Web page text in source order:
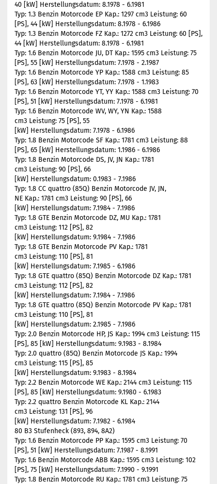
40 [kW] Herstellungsdatum: 8.1978 - 6.1981
Typ: 1.3 Benzin Motorcode EP Kap.: 1297 cm3 Leistung: 60
[PS], 44 [kW] Herstellungsdatum: 8.1978 - 6.1986
Typ: 1.3 Benzin Motorcode FZ Kap.: 1272 cm3 Leistung: 60 [PS],
44 [kW] Herstellungsdatum: 8.1978 - 6.1981
Typ: 1.6 Benzin Motorcode JU, DT Kap.: 1595 cm3 Leistung: 75
[PS], 55 [kW] Herstellungsdatum: 7.1978 - 2.1987
Typ: 1.6 Benzin Motorcode YP Kap.: 1588 cm3 Leistung: 85
[PS], 63 [kW] Herstellungsdatum: 7.1978 - 1.1983
Typ: 1.6 Benzin Motorcode YT, YY Kap.: 1588 cm3 Leistung: 70
[PS], 51 [kW] Herstellungsdatum: 7.1978 - 6.1981
Typ: 1.6 Benzin Motorcode WV, WY, YN Kap.: 1588
cm3 Leistung: 75 [PS], 55
[kW] Herstellungsdatum: 7.1978 - 6.1986
Typ: 1.8 Benzin Motorcode SF Kap.: 1781 cm3 Leistung: 88
[PS], 65 [kW] Herstellungsdatum: 1.1986 - 6.1986
Typ: 1.8 Benzin Motorcode DS, JV, JN Kap.: 1781
cm3 Leistung: 90 [PS], 66
[kW] Herstellungsdatum: 0.1983 - 7.1986
Typ: 1.8 CC quattro (85Q) Benzin Motorcode JV, JN,
NE Kap.: 1781 cm3 Leistung: 90 [PS], 66
[kW] Herstellungsdatum: 7.1984 - 7.1986
Typ: 1.8 GTE Benzin Motorcode DZ, MU Kap.: 1781
cm3 Leistung: 112 [PS], 82
[kW] Herstellungsdatum: 9.1984 - 7.1986
Typ: 1.8 GTE Benzin Motorcode PV Kap.: 1781
cm3 Leistung: 110 [PS], 81
[kW] Herstellungsdatum: 7.1985 - 6.1986
Typ: 1.8 GTE quattro (85Q) Benzin Motorcode DZ Kap.: 1781
cm3 Leistung: 112 [PS], 82
[kW] Herstellungsdatum: 7.1984 - 7.1986
Typ: 1.8 GTE quattro (85Q) Benzin Motorcode PV Kap.: 1781
cm3 Leistung: 110 [PS], 81
[kW] Herstellungsdatum: 2.1985 - 7.1986
Typ: 2.0 Benzin Motorcode HP, JS Kap.: 1994 cm3 Leistung: 115
[PS], 85 [kW] Herstellungsdatum: 9.1983 - 8.1984
Typ: 2.0 quattro (85Q) Benzin Motorcode JS Kap.: 1994
cm3 Leistung: 115 [PS], 85
[kW] Herstellungsdatum: 9.1983 - 8.1984
Typ: 2.2 Benzin Motorcode WE Kap.: 2144 cm3 Leistung: 115
[PS], 85 [kW] Herstellungsdatum: 9.1980 - 6.1983
Typ: 2.2 quattro Benzin Motorcode KL Kap.: 2144
cm3 Leistung: 131 [PS], 96
[kW] Herstellungsdatum: 7.1982 - 6.1984
80 B3 Stufenheck (893, 894, 8A2)
Typ: 1.6 Benzin Motorcode PP Kap.: 1595 cm3 Leistung: 70
[PS], 51 [kW] Herstellungsdatum: 7.1987 - 8.1991
Typ: 1.6 Benzin Motorcode ABB Kap.: 1595 cm3 Leistung: 102
[PS], 75 [kW] Herstellungsdatum: 7.1990 - 9.1991
Typ: 1.8 Benzin Motorcode RU Kap.: 1781 cm3 Leistung: 75